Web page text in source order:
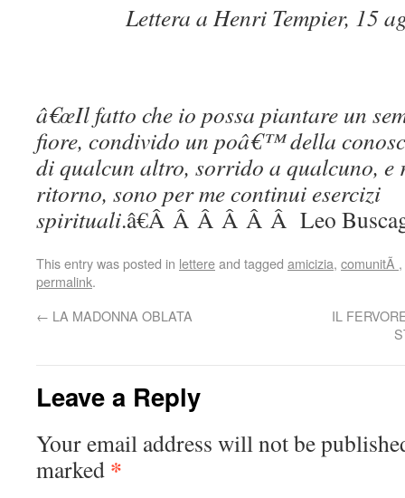
Lettera a Henri Tempier, 15
â€œIl fatto che io possa piantare un
fiore, condivido un poâ€™ della
di qualcun altro, sorrido a qualcuno, e
ritorno, sono per me continui esercizi
spirituali.â€Â Â Â Â Â Â Leo
This entry was posted in lettereand tagged amicizia, comunitÃ ,
permalink.
← LA MADONNA OBLATA
IL
Leave a Reply
Your email address will not be
marked *